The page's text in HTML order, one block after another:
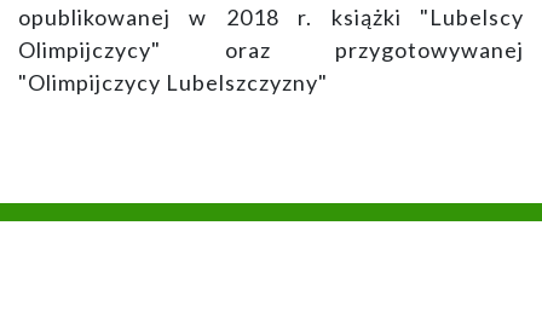
opublikowanej w 2018 r. książki "Lubelscy
Olimpijczycy" oraz przygotowywanej
"Olimpijczycy Lubelszczyzny"